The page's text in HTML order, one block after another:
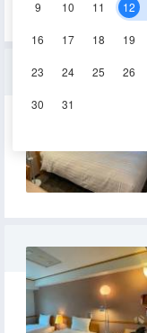
9 10 11 12
16 17 18 19
23 24 25 26
30 31